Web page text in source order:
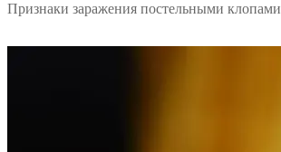
Признаки заражения постельными клопами